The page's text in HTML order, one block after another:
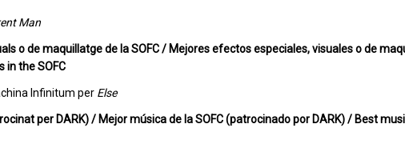
Man
o de maquillatge de la SOFC / Mejores efectos especiales, visuales o de
in the SOFC
Infinitum per Else
per DARK) / Mejor música de la SOFC (patrocinado por DARK) / Best